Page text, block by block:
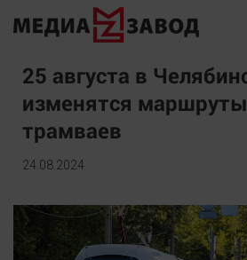
Новости
Экономика
Происшествия
Общество
Культура
Здоровье
25 августа в
изменятся
трамваев
24.08.2024